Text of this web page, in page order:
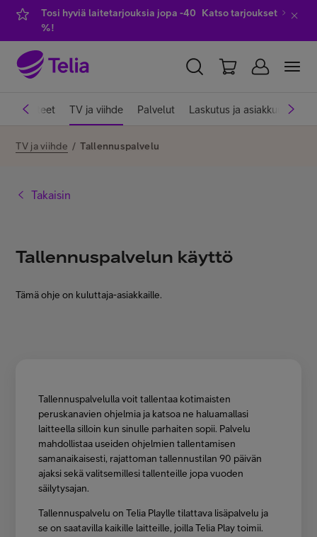
Tosi hyviä laitetarjouksia jopa -40
%!
Katso tarjoukset
YKSITYISILLE YRITYKSILLE WHOLESALE
EN SV
Laitteet TV ja viihde Palvelut Laskutus ja asiakkuus
TV ja viihde / Tallennuspalvelu
Takaisin
Tallennuspalvelun käyttö
Tämä ohje on kuluttaja-asiakkaille.
Tallennuspalvelulla voit tallentaa kotimaisten
peruskanavien ohjelmia ja katsoa ne haluamallasi
laitteella silloin kun sinulle parhaiten sopii. Palvelu
mahdollistaa useiden ohjelmien tallentamisen
samanaikaisesti, rajattoman tallennustilan 90 päivän
ajaksi sekä valitsemillesi tallenteille jopa vuoden
säilytysajan.
Tallennuspalvelu on Telia Playlle tilattava lisäpalvelu ja
se on saatavilla kaikille laitteille, joilla Telia Play toimii.